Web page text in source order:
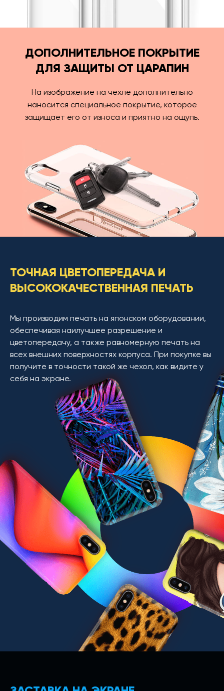
ДОПОЛНИТЕЛЬНОЕ ПОКРЫТИЕ
ДЛЯ ЗАЩИТЫ ОТ ЦАРАПИН
На изображение на чехле дополнительно
наносится специальное покрытие, которое
защищает его от износа и приятно на ощупь.
ТОЧНАЯ ЦВЕТОПЕРЕДАЧА И
ВЫСОКОКАЧЕСТВЕННАЯ ПЕЧАТЬ
Мы производим печать на японском оборудовании,
обеспечивая наилучшее разрешение и
цветопередачу, а также равномерную печать на
всех внешних поверхностях корпуса. При покупке вы
получите в точности такой же чехол, как видите у
себя на экране.